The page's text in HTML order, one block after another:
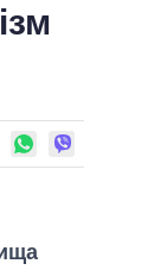
СВІТ